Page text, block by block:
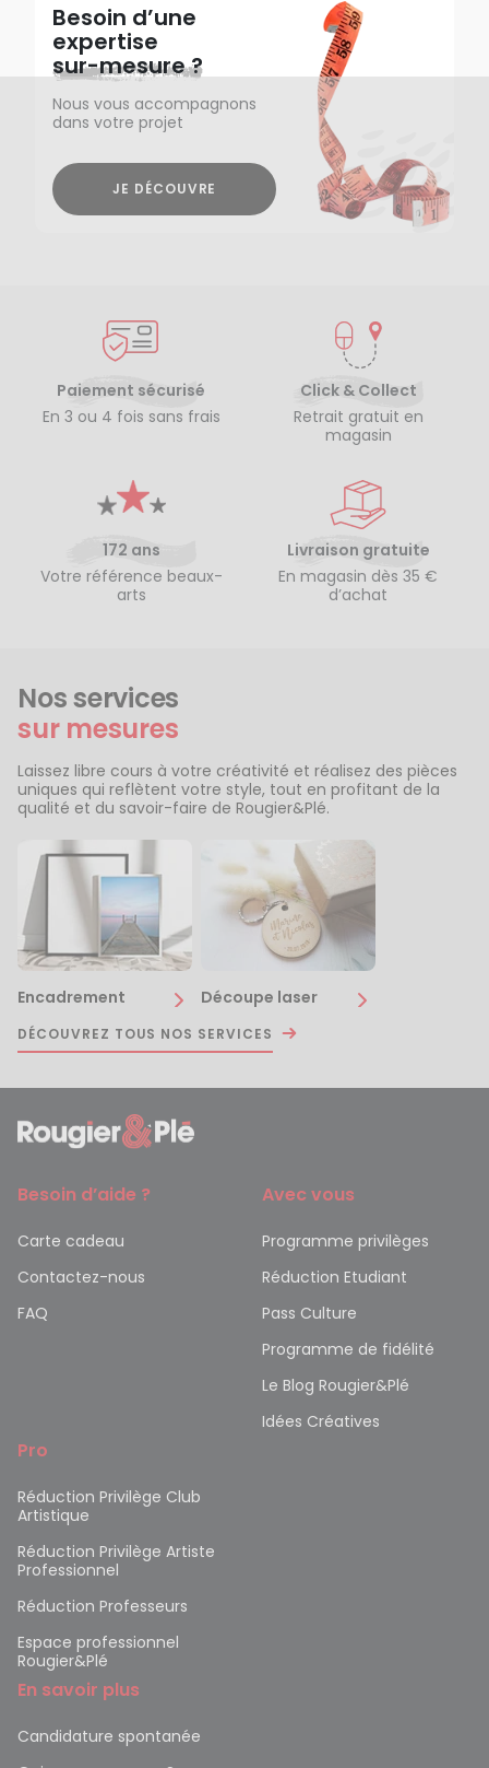
Besoin d’une
expertise
sur-mesure ?
Nous vous accompagnons
dans votre projet
JE DÉCOUVRE
Paiement sécurisé
En 3 ou 4 fois sans frais
Click & Collect
Retrait gratuit en
magasin
172 ans
Votre référence beaux-
arts
Livraison gratuite
En magasin dès 35 €
d’achat
Nos services
sur mesures
Laissez libre cours à votre créativité et réalisez des pièces
uniques qui reflètent votre style, tout en profitant de la
qualité et du savoir-faire de Rougier&Plé.
Encadrement Découpe laser
DÉCOUVREZ TOUS NOS SERVICES
Besoin d’aide ?
Carte cadeau
Contactez-nous
FAQ
Avec vous
Programme privilèges
Réduction Etudiant
Pass Culture
Programme de fidélité
Le Blog Rougier&Plé
Idées Créatives
Pro
Réduction Privilège Club
Artistique
Réduction Privilège Artiste
Professionnel
Réduction Professeurs
Espace professionnel
Rougier&Plé
En savoir plus
Candidature spontanée